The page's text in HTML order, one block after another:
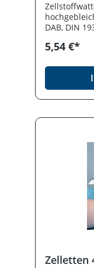
DAB, DIN
Box, zur
und
5,54 €*